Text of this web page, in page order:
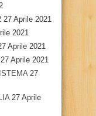
27 Aprile 2021
2021
Aprile 2021
27 Aprile 2021
27
27 Aprile